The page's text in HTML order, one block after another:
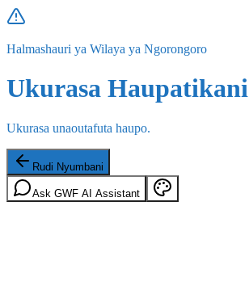
Halmashauri ya Wilaya ya Ngorongoro
Ukurasa Haupatikani
Ukurasa unaoutafuta haupo.
Rudi Nyumbani
Ask GWF AI Assistant